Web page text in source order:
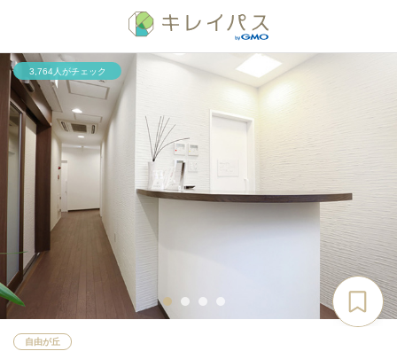
3,764人がチェック
自由が丘